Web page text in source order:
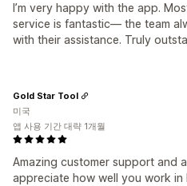
I’m very happy with the app.
service is fantastic— the team
with their assistance. Truly
Amazing customer support and
appreciate how well you work in
Gold Star Tool
미국
앱 사용 기간 대략 1개월